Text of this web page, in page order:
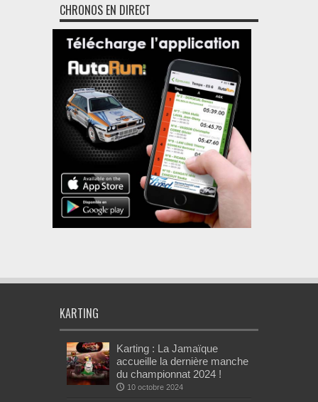
CHRONOS EN DIRECT
KARTING
Karting : La Jamaïque
accueille la dernière manche
du championnat 2024 !
10 octobre 2024